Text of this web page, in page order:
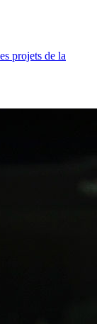
projets de la